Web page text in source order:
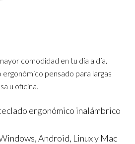
comodidad en tu día a día.
pensado para largas
u oficina.
ergonómico inalámbrico
Android, Linux y Mac